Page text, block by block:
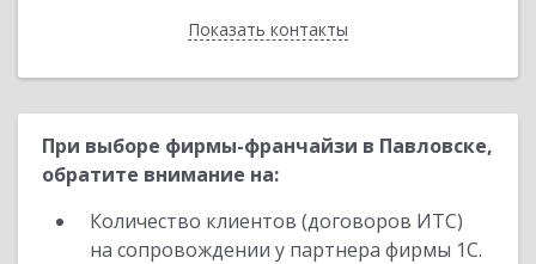
Показать контакты
Назад
При выборе фирмы-франчайзи в Павловске,
обратите внимание на:
Количество клиентов (договоров ИТС)
на сопровождении у партнера фирмы 1С.